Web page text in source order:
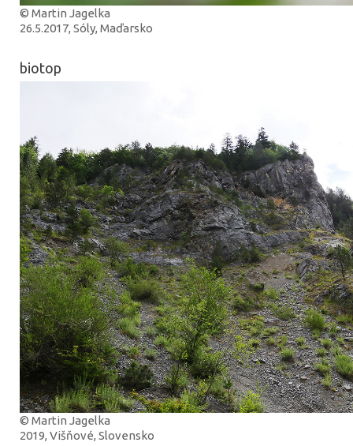
© Martin Jagelka
26.5.2017, Sóly, Maďarsko
biotop
© Martin Jagelka
2019, Višňové, Slovensko